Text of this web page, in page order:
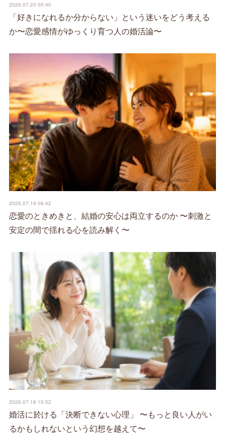
2026.07.20 00:40
「好きになれるか分からない」という迷いをどう考える
か〜恋愛感情がゆっくり育つ人の婚活論〜
2026.07.19 06:42
恋愛のときめきと、結婚の安心は両立するのか 〜刺激と
安定の間で揺れる心を読み解く〜
2026.07.18 10:52
婚活に於ける「決断できない心理」 〜もっと良い人がい
るかもしれないという幻想を越えて〜